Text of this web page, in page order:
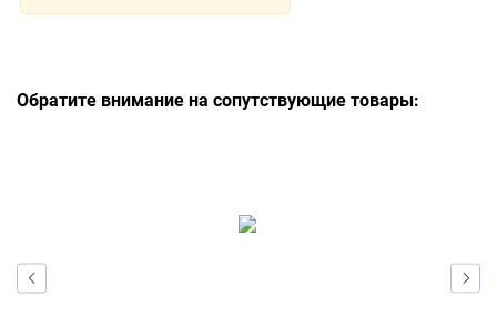
Обратите внимание на сопутствующие товары: